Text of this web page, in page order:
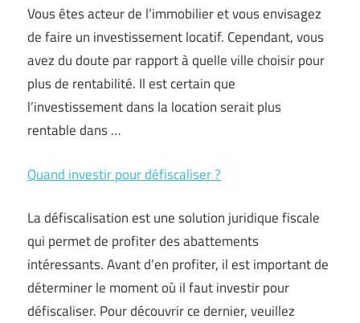
Vous êtes acteur de l’immobilier et vous envisagez
de faire un investissement locatif. Cependant, vous
avez du doute par rapport à quelle ville choisir pour
plus de rentabilité. Il est certain que
l’investissement dans la location serait plus
rentable dans …
Quand investir pour défiscaliser ?
La défiscalisation est une solution juridique fiscale
qui permet de profiter des abattements
intéressants. Avant d’en profiter, il est important de
déterminer le moment où il faut investir pour
défiscaliser. Pour découvrir ce dernier, veuillez